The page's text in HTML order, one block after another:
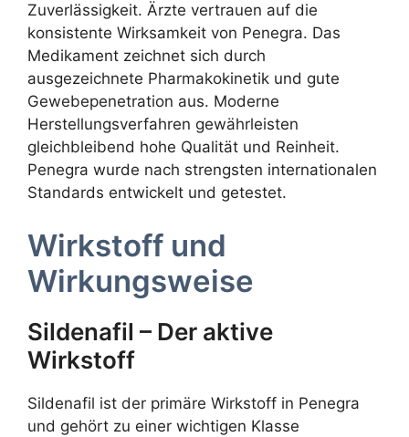
Zuverlässigkeit. Ärzte vertrauen auf die
konsistente Wirksamkeit von Penegra. Das
Medikament zeichnet sich durch
ausgezeichnete Pharmakokinetik und gute
Gewebepenetration aus. Moderne
Herstellungsverfahren gewährleisten
gleichbleibend hohe Qualität und Reinheit.
Penegra wurde nach strengsten internationalen
Standards entwickelt und getestet.
Wirkstoff und
Wirkungsweise
Sildenafil – Der aktive
Wirkstoff
Sildenafil ist der primäre Wirkstoff in Penegra
und gehört zu einer wichtigen Klasse